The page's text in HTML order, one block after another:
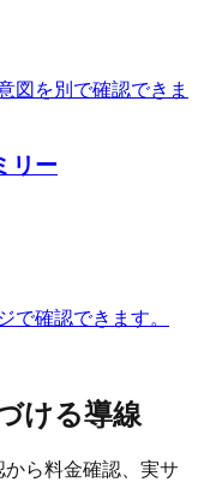
図を別で確認できま
リー
で確認できます。
ける導線
ら料金確認、実サ